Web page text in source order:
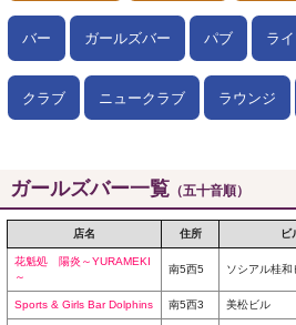
バー ガールズバー パブ ラ
クラブ ニュークラブ ラウンジ
ガールズバー一覧（五十音順）
店名 住所 ビ
花魁処 陽炎～YURAMEKI
～
南5西5 ソシアル桂和
Sports & Girls Bar Dolphins 南5西3 美松ビル